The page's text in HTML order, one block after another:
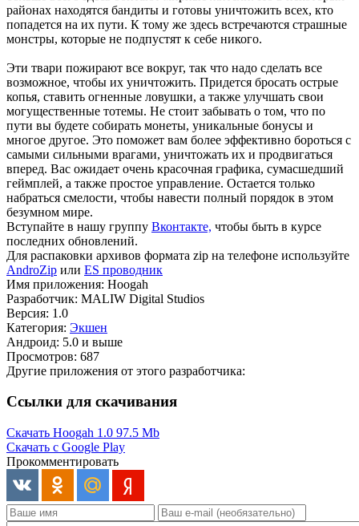
районах находятся бандиты и готовы уничтожить всех, кто
попадется на их пути. К тому же здесь встречаются страшные
монстры, которые не подпустят к себе никого.
Эти твари пожирают все вокруг, так что надо сделать все
возможное, чтобы их уничтожить. Придется бросать острые
копья, ставить огненные ловушки, а также улучшать свои
могущественные тотемы. Не стоит забывать о том, что по
пути вы будете собирать монеты, уникальные бонусы и
многое другое. Это поможет вам более эффективно бороться с
самыми сильными врагами, уничтожать их и продвигаться
вперед. Вас ожидает очень красочная графика, сумасшедший
геймплей, а также простое управление. Остается только
набраться смелости, чтобы навести полный порядок в этом
безумном мире.
Вступайте в нашу группу Вконтакте, чтобы быть в курсе
последних обновлений.
Для распаковки архивов формата zip на телефоне используйте
AndroZip или ES проводник
Имя приложения: Hoogah
Разработчик: MALIW Digital Studios
Версия: 1.0
Категория: Экшен
Андроид: 5.0 и выше
Просмотров: 687
Другие приложения от этого разработчика:
Ссылки для скачивания
Скачать Hoogah 1.0 97.5 Mb
Скачать с Google Play
Прокомментировать